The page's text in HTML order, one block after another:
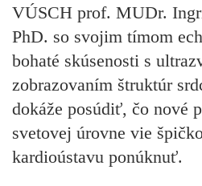
VÚSCH prof. MUDr.
PhD. so svojim tímom
bohaté skúsenosti s
zobrazovaním štruktúr
dokáže posúdiť, čo nové
svetovej úrovne vie
kardioústavu ponúknuť.